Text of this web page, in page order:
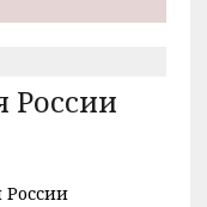
России